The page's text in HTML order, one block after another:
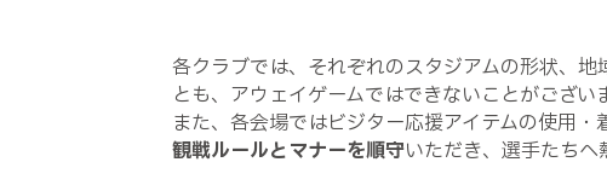
各クラブでは、それぞれのスタジアムの形状、
とも、アウェイゲームではできないことがござい
また、各会場ではビジター応援アイテムの使用
観戦ルールとマナーを順守いただき、選手たちへ